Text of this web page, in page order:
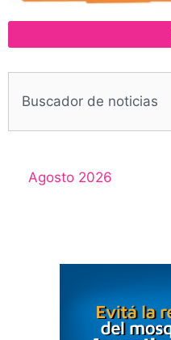
Agosto 2026